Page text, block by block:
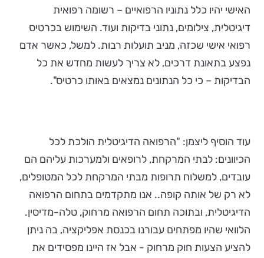
האישי יהיו כלל נתוניו הרפואיים – רשומה רפואית
דיגיטלית, צילומים, נתוני בדיקות ועוד. השימוש בכרטיס
רפואי אישי שכזה, מניב תועלות רבות. למשל, כאשר אדם
נפצע בתאונת דרכים, לא צריך לעשות מחדש את כל
הבדיקות – כי כל הנתונים נמצאים באותו כרטיס".
עוד הוסיף ליצמן: "הרפואה הדיגיטלית הולכת לכל
הכיוונים: לבתי המרקחת, לרופאים ולמערכות עליהם הם
עובדים, למשלוח תרופות מבתי המרקחת לכל המטופלים,
לא רק של אותה קופה.. אנו מתקדמים בתחום הרפואה
הדיגיטלית, ובתוכה תחום הרפואה מרחוק, טלה-מדיסין.
הלוואי שהיו מפתחים עבורנו בכנסת אפליקציה, בה ניתן
להציע הצעות חוק מרחוק - אבל אז היינו מפסידים את